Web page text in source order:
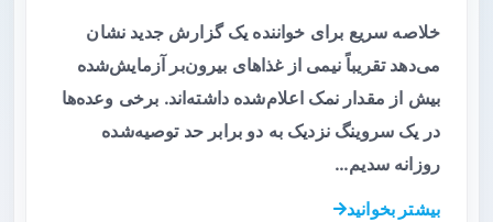
خلاصه سریع برای خواننده یک گزارش جدید نشان
می‌دهد تقریباً نیمی از غذاهای بیرون‌بر آزمایش‌شده
بیش از مقدار نمک اعلام‌شده داشته‌اند. برخی وعده‌ها
در یک سروینگ نزدیک به دو برابر حد توصیه‌شده
روزانه سدیم…
بیشتر بخوانید